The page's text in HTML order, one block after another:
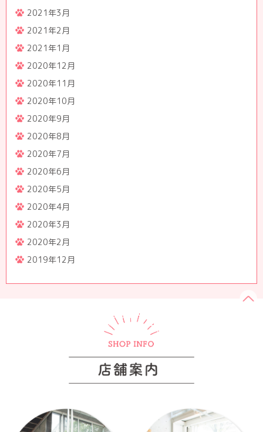
2021年3月
2021年2月
2021年1月
2020年12月
2020年11月
2020年10月
2020年9月
2020年8月
2020年7月
2020年6月
2020年5月
2020年4月
2020年3月
2020年2月
2019年12月